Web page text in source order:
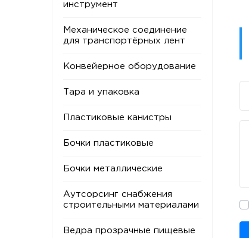
инструмент
Механическое соединение
для транспортёрных лент
Конвейерное оборудование
Тара и упаковка
Пластиковые канистры
Бочки пластиковые
Бочки металлические
Аутсорсинг снабжения
строительными материалами
Ведра прозрачные пищевые